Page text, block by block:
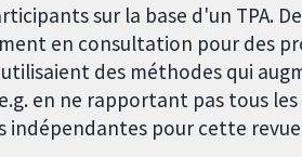
sur la base d'un TPA.
en consultation pour des
des méthodes qui
en ne rapportant pas tous
indépendantes pour cette